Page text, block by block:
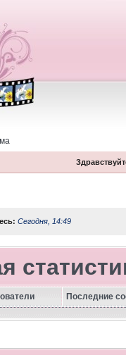
Сегодня, 14:49
Последние